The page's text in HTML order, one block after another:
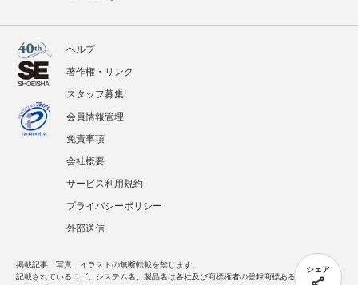
シェア
ヘルプ
著作権・リンク
スタッフ募集!
会員情報管理
免責事項
会社概要
サービス利用規約
プライバシーポリシー
外部送信
掲載記事、写真、イラストの無断転載を禁じます。
記載されているロゴ、システム名、製品名は各社及び商標権者の登録商標あるいは商標で